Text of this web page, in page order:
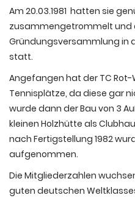
Am 20.03.1981 hatten sie
zusammengetrommelt und
Gründungsversammlung in
statt.
Angefangen hat der TC Rot-
Tennisplätze, da diese gar
wurde dann der Bau von 3
kleinen Holzhütte als
nach Fertigstellung 1982
aufgenommen.
Die Mitgliederzahlen
guten deutschen